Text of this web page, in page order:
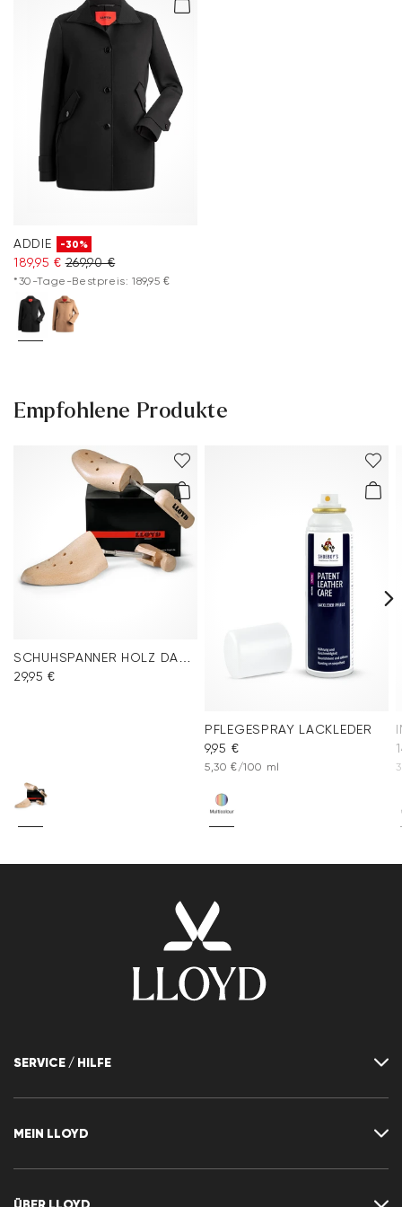
ADDIE -30%
189,95 € 269,90 €
*30-Tage-Bestpreis: 189,95 €
Empfohlene Produkte
29,95 €
PFLEGESPRAY LACKLEDER
9,95 €
5,30 €/100 ml
SERVICE / HILFE
Größentabelle
Rücksendung
MEIN LLOYD